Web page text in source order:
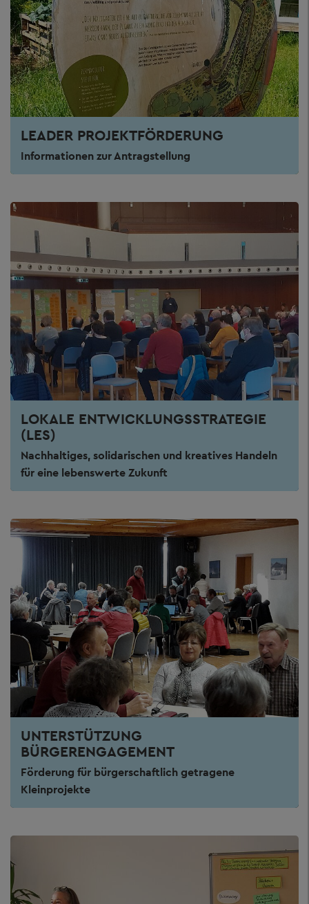
LEADER PROJEKTFÖRDERUNG
Informationen zur Antragstellung
LOKALE ENTWICKLUNGSSTRATEGIE
(LES)
Nachhaltiges, solidarischen und kreatives Handeln
für eine lebenswerte Zukunft
UNTERSTÜTZUNG
BÜRGERENGAGEMENT
Förderung für bürgerschaftlich getragene
Kleinprojekte